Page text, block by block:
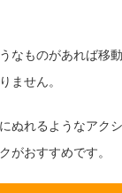
なものがあれば移動
ません。
ぬれるようなアクシ
がおすすめです。